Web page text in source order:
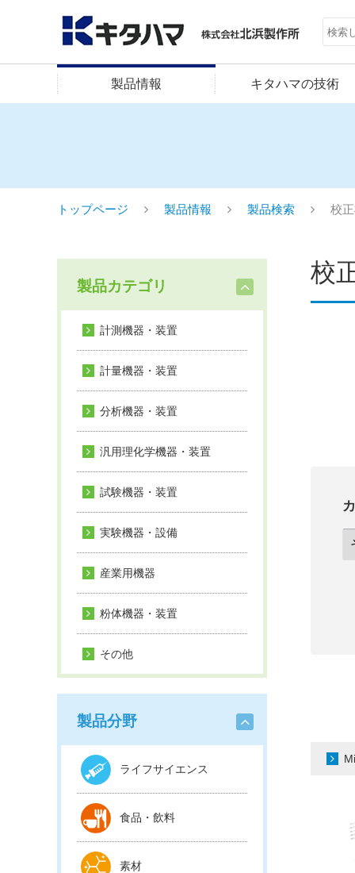
製品情報 キタハマの技術
トップページ 製品情報 製品検索 校
製品カテゴリ
計測機器・装置
計量機器・装置
分析機器・装置
汎用理化学機器・装置
試験機器・装置
実験機器・設備
産業用機器
粉体機器・装置
その他
製品分野
ライフサイエンス
食品・飲料
素材
校